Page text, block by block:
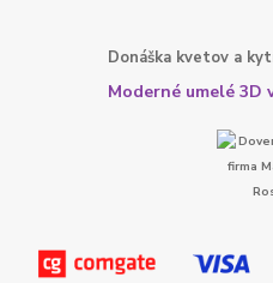
Donáška kvetov a
Moderné umelé 3D